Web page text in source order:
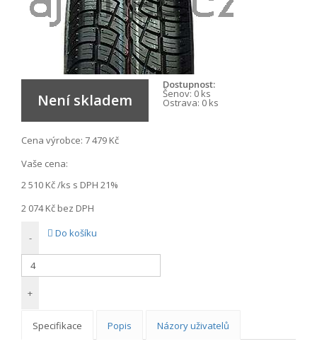
Není skladem
Dostupnost:
Šenov: 0 ks
Ostrava: 0 ks
Cena výrobce: 7 479 Kč
Vaše cena:
2 510 Kč/ks s DPH 21%
2 074 Kč bez DPH
-
+
Do košíku
Specifikace Popis Názory uživatelů